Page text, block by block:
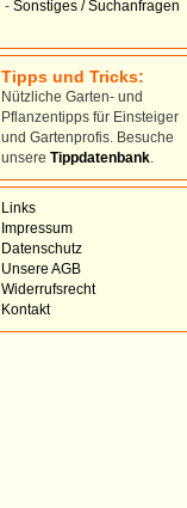
- Sonstiges / Suchanfragen
Tipps und Tricks:
Nützliche Garten- und
Pflanzentipps für Einsteiger
und Gartenprofis. Besuche
unsere Tippdatenbank
Links
Impressum
Datenschutz
Unsere AGB
Widerrufsrecht
Kontakt